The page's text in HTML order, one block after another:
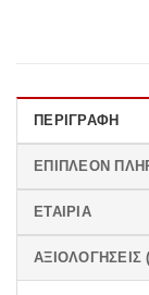
ΠΕΡΙΓΡΑΦΉ
ΕΠΙΠΛΈΟΝ
ΕΤΑΙΡΊΑ
ΑΞΙΟΛΟΓΉΣΕΙΣ